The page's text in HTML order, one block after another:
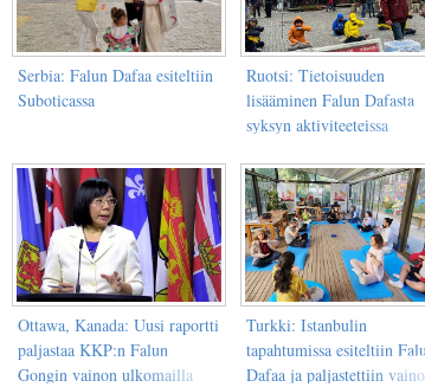
Serbia: Falun Dafaa esiteltiin
Suboticassa
Ruotsi: Tietoisuuden
lisääminen Falun Dafasta
syksyn aktiviteeteissa
Ottawa, Kanada: Uusi raportti
paljastaa KKP:n Falun
Gongin vainon ulkomailla
Turkki: Istanbulin
tapahtumissa esiteltiin
Dafaa ja paljastettiin vaino